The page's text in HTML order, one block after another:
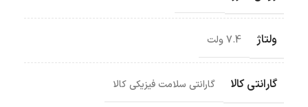
ولتاژ 7.4 ولت
گارانتی کالا گارانتی سلامت فیزیکی کالا